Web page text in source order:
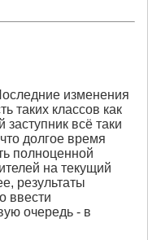
изменения
таких классов как
всё таки
долгое время
полноценной
на текущий
результаты
ввести
очередь - в